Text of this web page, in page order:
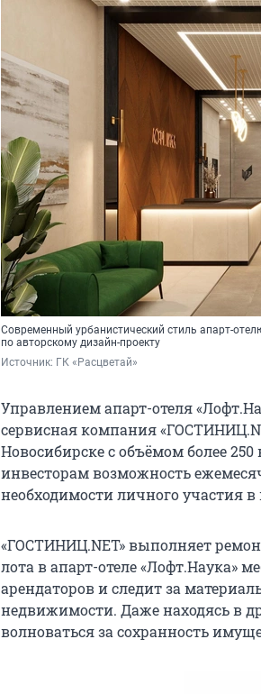
Современный урбанистический стиль апарт-
по авторскому дизайн-проекту
Источник: ГК «Расцветай»
Управлением апарт-отеля
сервисная компания
Новосибирске с объёмом более
инвесторам возможность
необходимости личного участия
«ГОСТИНИЦ.NET» выполняет
лота в апарт-отеле «Лофт.Наука»
арендаторов и следит за
недвижимости. Даже находясь в
волноваться за сохранность